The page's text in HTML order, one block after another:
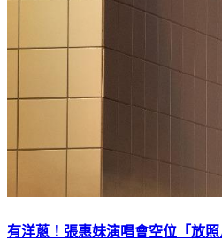
有洋蔥！張惠妹演唱會空位「放